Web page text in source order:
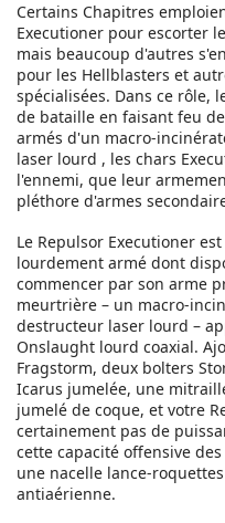
Certains Chapitres
Executioner pour escorter
mais beaucoup d'autres
pour les Hellblasters et
spécialisées. Dans ce rôle,
de bataille en faisant feu
armés d'un macro-
laser lourd , les chars
l'ennemi, que leur
pléthore d'armes
Le Repulsor Executioner
lourdement armé dont
commencer par son arme
meurtrière – un macro-
destructeur laser lourd –
Onslaught lourd coaxial.
Fragstorm, deux bolters
Icarus jumelée, une
jumelé de coque, et votre
certainement pas de
cette capacité offensive
une nacelle lance-
antiaérienne.